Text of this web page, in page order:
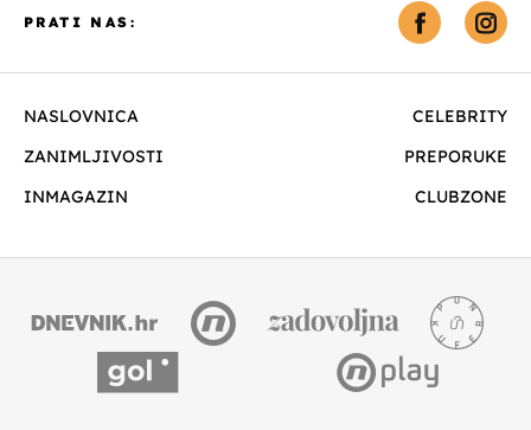
NASLOVNICA
CELEBRITY
ZANIMLJIVOSTI
PREPORUKE
INMAGAZIN
CLUBZONE
PRATI NAS: